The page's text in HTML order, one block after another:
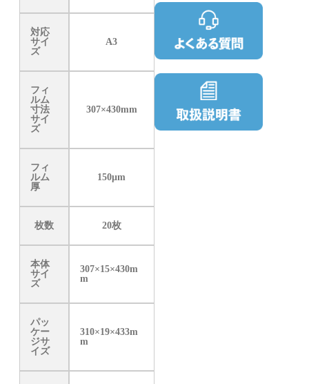
対応
サイ
ズ
A3
フィ
ルム
寸法
サイ
ズ
307×430mm
フィ
ルム
厚
150μm
枚数 20枚
本体
サイ
ズ
307×15×430m
m
パッ
ケー
ジサ
イズ
310×19×433m
m